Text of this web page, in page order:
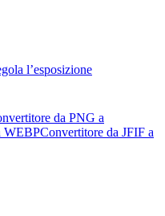
l’esposizione
da PNG a
WEBPConvertitore da JFIF a